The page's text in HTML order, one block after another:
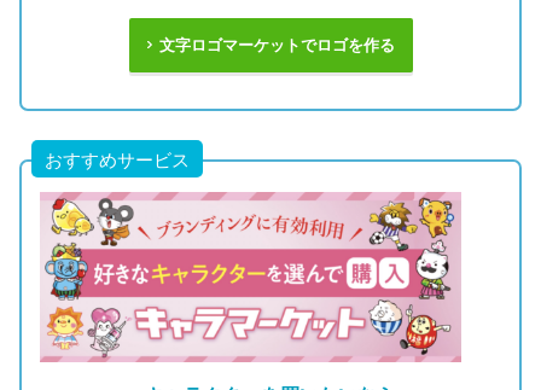
文字ロゴマーケットでロゴを作る
おすすめサービス